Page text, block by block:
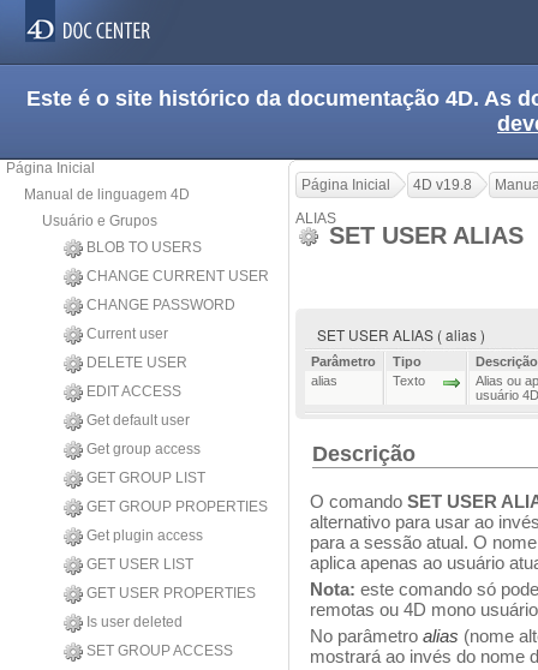
Este é o site histórico da documentação 4D. As
Página Inicial
Manual de linguagem 4D
Usuário e Grupos
BLOB TO USERS
CHANGE CURRENT USER
CHANGE PASSWORD
Current user
DELETE USER
EDIT ACCESS
Get default user
Get group access
GET GROUP LIST
GET GROUP PROPERTIES
Get plugin access
GET USER LIST
GET USER PROPERTIES
Is user deleted
SET GROUP ACCESS
Página Inicial 4D v19.8
ALIAS
SET USER ALIAS
SET USER ALIAS ( alias )
Parâmetro Tipo
Descrição
alias
Texto
Alias ou
usuário
Descrição
O comando SET USER
alternativo para usar ao
para a sessão atual. O
aplica apenas ao usuário
Nota: este comando só
remotas ou 4D mono
No parâmetro alias (nome
mostrará ao invés do nome